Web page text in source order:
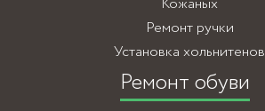
Кожаных
Ремонт ручки
Установка хольнитенов
Ремонт обуви